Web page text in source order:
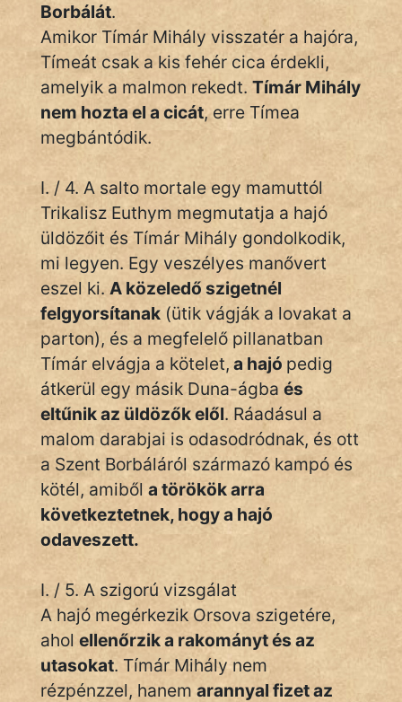
Név nélkül
pszichopati
szegény legény
Hoffer Botond
szemfüles
Borbálát.
Amikor Tímár Mihály visszatér a hajóra,
Tímeát csak a kis fehér cica érdekli,
amelyik a malmon rekedt. Tímár Mihály
nem hozta el a cicát, erre Tímea
megbántódik.
I. / 4. A salto mortale egy mamuttól
Trikalisz Euthym megmutatja a hajó
üldözőit és Tímár Mihály gondolkodik,
mi legyen. Egy veszélyes manővert
eszel ki.A közeledő szigetnél
felgyorsítanak (ütik vágják a lovakat a
parton), és a megfelelő pillanatban
Tímár elvágja a kötelet, a hajó pedig
átkerül egy másik Duna-ágba és
eltűnik az üldözők elől. Ráadásul a
malom darabjai is odasodródnak, és ott
a Szent Borbáláról származó kampó és
kötél, amiből a törökök arra
következtetnek, hogy a hajó
odaveszett.
I. / 5. A szigorú vizsgálat
A hajó megérkezik Orsova szigetére,
ahol ellenőrzik a rakományt és az
utasokat. Tímár Mihály nem
rézpénzzel, hanem arannyal fizet az